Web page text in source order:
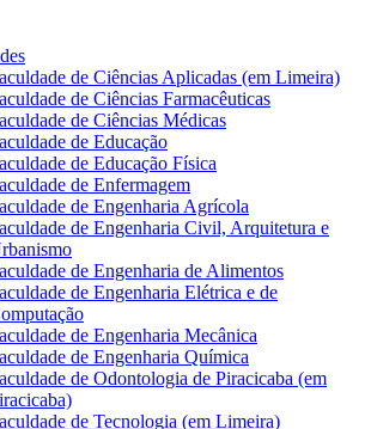
de Ciências Aplicadas (em Limeira)
de Ciências Farmacêuticas
de Ciências Médicas
de Educação
de Educação Física
de Enfermagem
de Engenharia Agrícola
de Engenharia Civil, Arquitetura e
de Engenharia de Alimentos
de Engenharia Elétrica e de
de Engenharia Mecânica
de Engenharia Química
de Odontologia de Piracicaba (em
de Tecnologia (em Limeira)